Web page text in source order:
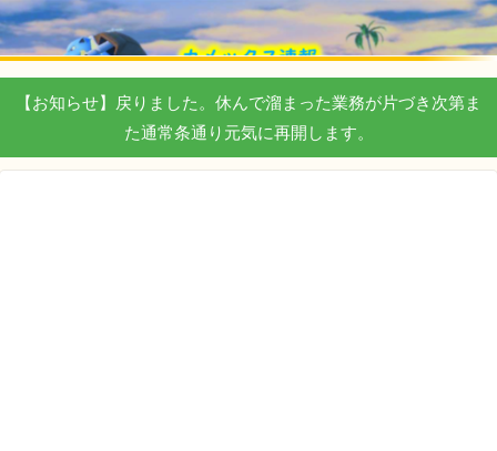
【お知らせ】戻りました。休んで溜まった業務が片づき次第ま
た通常条通り元気に再開します。